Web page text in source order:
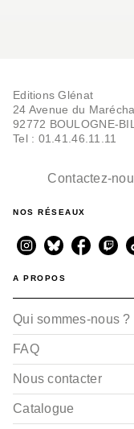
Editions Glénat
24 Avenue du
92772 BOULOGNE-
Tel : 01.41.46.11.11
Contactez-
NOS RÉSEAUX
A PROPOS
Qui sommes-nous ?
FAQ
Nous contacter
Catalogue